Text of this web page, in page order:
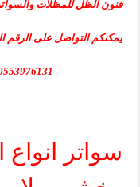
فنون الظل للمظلات والسواتر
يمكنكم التواصل على الرقم
سواتر انواع